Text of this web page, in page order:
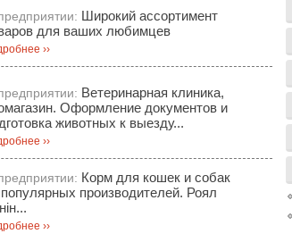
Широкий ассортимент
для ваших любимцев
››
Ветеринарная клиника,
Оформление документов и
животных к выезду...
››
Корм для кошек и собак
производителей. Роял
››